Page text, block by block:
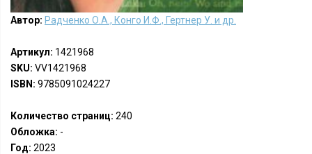
Автор: Радченко О.А., Конго И.Ф., Гертнер У. и др.
Артикул: 1421968
SKU: VV1421968
ISBN: 9785091024227
Количество страниц: 240
Обложка: -
Год: 2023